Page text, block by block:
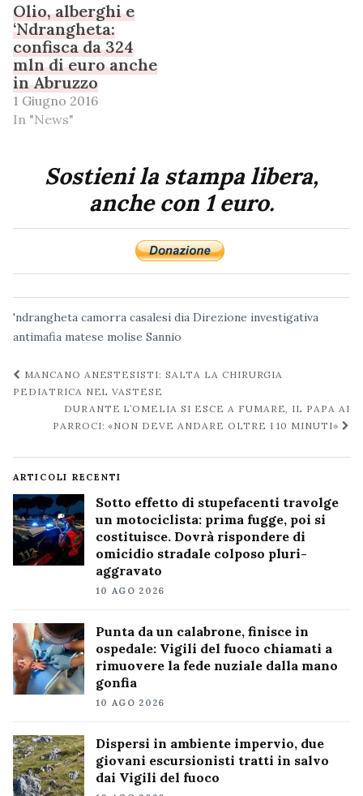
Olio, alberghi e
‘Ndrangheta:
confisca da 324
mln di euro anche
in Abruzzo
1 Giugno 2016
In "News"
Sostieni la stampa libera,
anche con 1 euro.
'ndrangheta camorra casalesi dia Direzione investigativa
antimafia matese molise Sannio
Navigazione
post
MANCANO ANESTESISTI: SALTA LA CHIRURGIA
PEDIATRICA NEL VASTESE
DURANTE L’OMELIA SI ESCE A FUMARE, IL PAPA AI
PARROCI: «NON DEVE ANDARE OLTRE I 10 MINUTI»
ARTICOLI RECENTI
Sotto effetto di stupefacenti travolge
un motociclista: prima fugge, poi si
costituisce. Dovrà rispondere di
omicidio stradale colposo pluri-
aggravato
10 AGO 2026
Punta da un calabrone, finisce in
ospedale: Vigili del fuoco chiamati a
rimuovere la fede nuziale dalla mano
gonfia
10 AGO 2026
Dispersi in ambiente impervio, due
giovani escursionisti tratti in salvo
dai Vigili del fuoco